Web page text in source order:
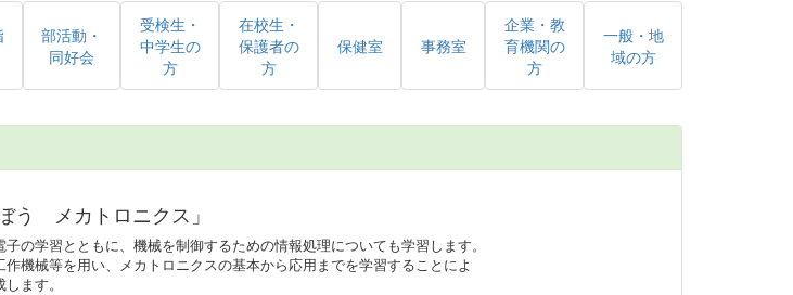
部活動・
同好会
受検生・
中学生の
方
在校生・
保護者の
方
保健室 事務室
企業・教
育機関の
方
一般・地
域の方
う メカトロニクス」
の学習とともに、機械を制御するための情報処理についても学習します。
機械等を用い、メカトロニクスの基本から応用までを学習することによ
ます。